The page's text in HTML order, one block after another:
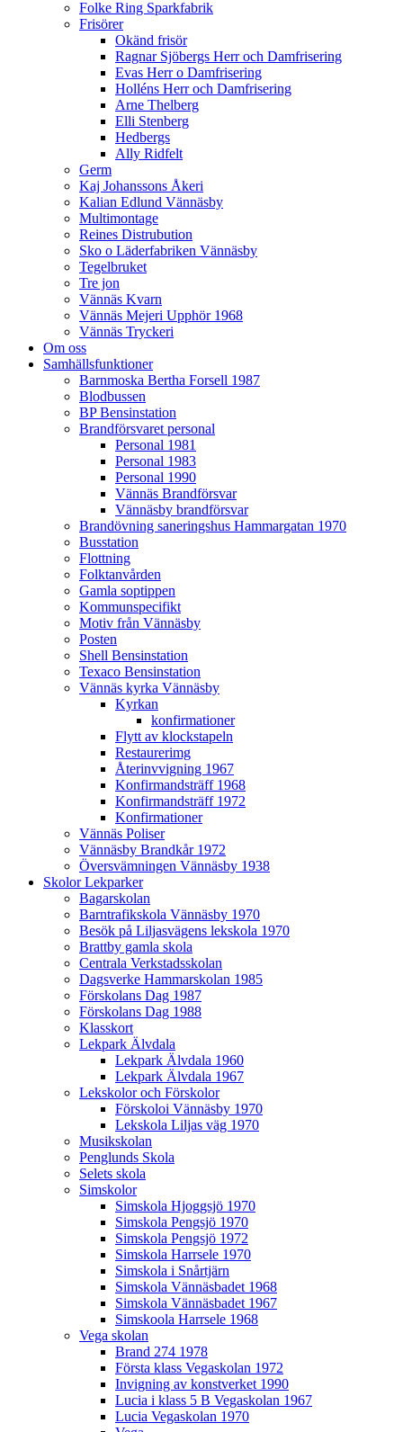
Folke Ring Sparkfabrik
Frisörer
Okänd frisör
Ragnar Sjöbergs Herr och Damfrisering
Evas Herr o Damfrisering
Holléns Herr och Damfrisering
Arne Thelberg
Elli Stenberg
Hedbergs
Ally Ridfelt
Germ
Kaj Johanssons Åkeri
Kalian Edlund Vännäsby
Multimontage
Reines Distrubution
Sko o Läderfabriken Vännäsby
Tegelbruket
Tre jon
Vännäs Kvarn
Vännäs Mejeri Upphör 1968
Vännäs Tryckeri
Om oss
Samhällsfunktioner
Barnmoska Bertha Forsell 1987
Blodbussen
BP Bensinstation
Brandförsvaret personal
Personal 1981
Personal 1983
Personal 1990
Vännäs Brandförsvar
Vännäsby brandförsvar
Brandövning saneringshus Hammargatan 1970
Busstation
Flottning
Folktanvården
Gamla soptippen
Kommunspecifikt
Motiv från Vännäsby
Posten
Shell Bensinstation
Texaco Bensinstation
Vännäs kyrka Vännäsby
Kyrkan
konfirmationer
Flytt av klockstapeln
Restaurerimg
Återinvvigning 1967
Konfirmandsträff 1968
Konfirmandsträff 1972
Konfirmationer
Vännäs Poliser
Vännäsby Brandkår 1972
Översvämningen Vännäsby 1938
Skolor Lekparker
Bagarskolan
Barntrafikskola Vännäsby 1970
Besök på Liljasvägens lekskola 1970
Brattby gamla skola
Centrala Verkstadsskolan
Dagsverke Hammarskolan 1985
Förskolans Dag 1987
Förskolans Dag 1988
Klasskort
Lekpark Älvdala
Lekpark Älvdala 1960
Lekpark Älvdala 1967
Lekskolor och Förskolor
Förskoloi Vännäsby 1970
Lekskola Liljas väg 1970
Musikskolan
Penglunds Skola
Selets skola
Simskolor
Simskola Hjoggsjö 1970
Simskola Pengsjö 1970
Simskola Pengsjö 1972
Simskola Harrsele 1970
Simskola i Snårtjärn
Simskola Vännäsbadet 1968
Simskola Vännäsbadet 1967
Simskoola Harrsele 1968
Vega skolan
Brand 274 1978
Första klass Vegaskolan 1972
Invigning av konstverket 1990
Lucia i klass 5 B Vegaskolan 1967
Lucia Vegaskolan 1970